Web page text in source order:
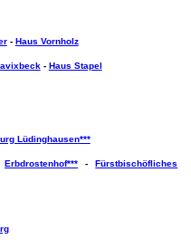
- Haus Vornholz
- Haus Stapel
Lüdinghausen***
Erbdrostenhof*** -Fürstbischöfliches